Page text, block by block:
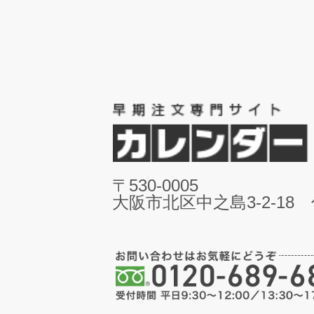
〒530-0005
大阪市北区中之島3-2-18